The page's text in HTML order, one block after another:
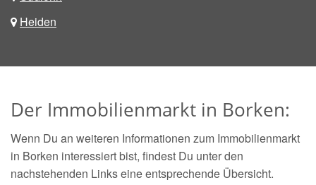
Heiden
Der Immobilienmarkt in Borken:
Wenn Du an weiteren Informationen zum Immobilienmarkt
in Borken interessiert bist, findest Du unter den
nachstehenden Links eine entsprechende Übersicht.